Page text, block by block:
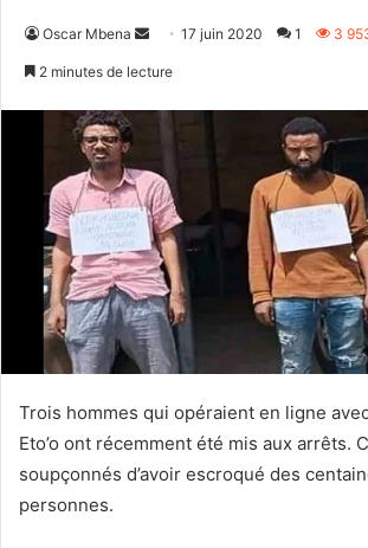
Oscar Mbena
Envoyer17 juin 2020 1 3
2 minutes de lecture
Trois hommes qui opéraient en ligne
Eto’o ont récemment été mis aux arrêts.
soupçonnés d’avoir escroqué des
personnes.